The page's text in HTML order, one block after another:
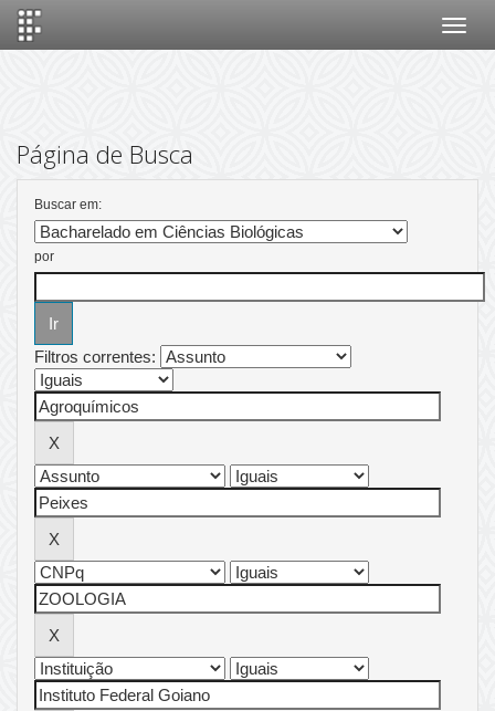
Página de Busca
Buscar em:
por
Filtros correntes: